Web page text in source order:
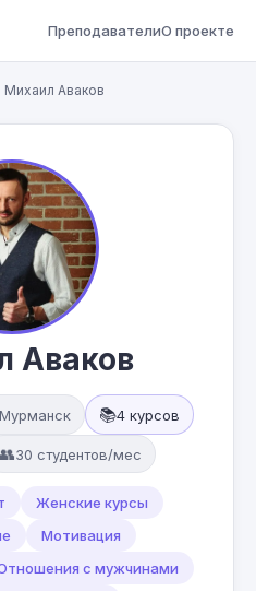
ПреподавателиО проекте
Михаил Аваков
Аваков
Мурманск 📚4 курсов
👥30 студентов/мес
Женские курсы
Мотивация
с мужчинами